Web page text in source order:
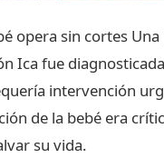
opera sin cortes
Ica fue
intervención
de la bebé era
su vida.